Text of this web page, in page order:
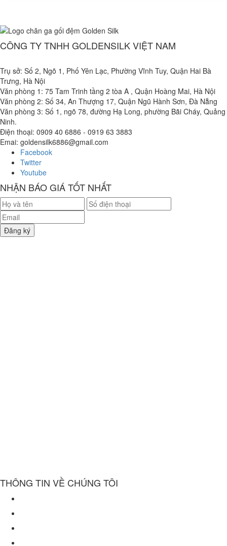
CÔNG TY TNHH GOLDENSILK VIỆT NAM
Trụ sở: Số 2, Ngõ 1, Phố Yên Lạc, Phường Vĩnh Tuy, Quận Hai Bà
Trưng, Hà Nội
Văn phòng 1: 75 Tam Trinh tầng 2 tòa A , Quận Hoàng Mai, Hà Nội
Văn phòng 2: Số 34, An Thượng 17, Quận Ngũ Hành Sơn, Đà Nẵng
Văn phòng 3: Số 1, ngõ 78, đường Hạ Long, phường Bãi Cháy, Quảng
Ninh.
Điện thoại: 0909 40 6886 - 0919 63 3883
Emai: goldensilk6886@gmail.com
Facebook
Twitter
Youtube
NHẬN BÁO GIÁ TỐT NHẤT
THÔNG TIN VỀ CHÚNG TÔI